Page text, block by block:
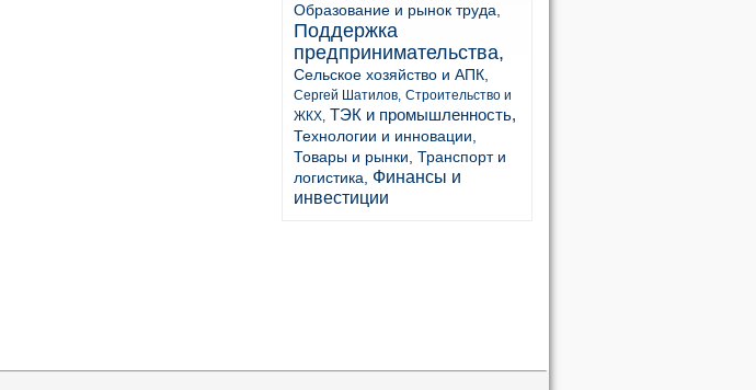
Образование и рынок труда,
Поддержка
предпринимательства,
Сельское хозяйство и АПК,
Сергей Шатилов, Строительство и
ЖКХ, ТЭК и промышленность,
Технологии и инновации,
Товары и рынки, Транспорт и
логистика,
Финансы и
инвестиции